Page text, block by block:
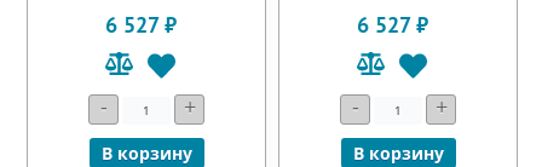
6 527 ₽
- +
В корзину
6 527 ₽
- +
В корзину